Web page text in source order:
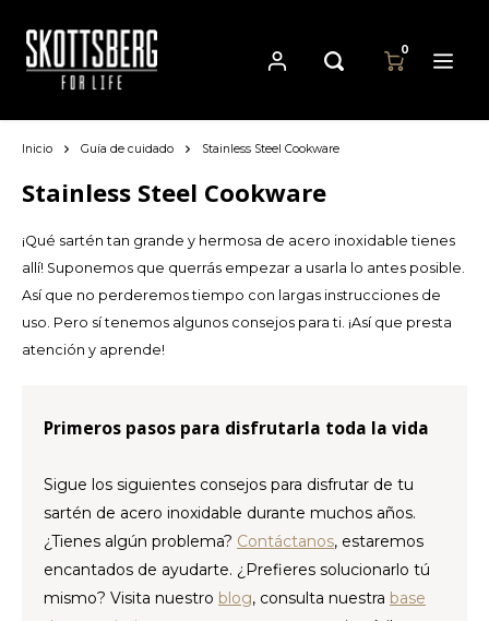
Hoofdmenu / sartenes
Sartenes
Cast Iron Cookware
Carbon Steel Cookware
Stainless Steel Cookware
Hoofdmenu
Idioma
Nederlands
Deutsch
English
Español
Polski
Hoofdmenu
Moneda
EUR
0
Inicio Guía de cuidado Stainless Steel Cookware
Stainless Steel Cookware
¡Qué sartén tan grande y hermosa de acero inoxidable tienes
allí! Suponemos que querrás empezar a usarla lo antes posible.
Así que no perderemos tiempo con largas instrucciones de
uso. Pero sí tenemos algunos consejos para ti. ¡Así que presta
atención y aprende!
Primeros pasos para disfrutarla toda la vida
Sigue los siguientes consejos para disfrutar de tu
sartén de acero inoxidable durante muchos años.
¿Tienes algún problema? Contáctanos, estaremos
encantados de ayudarte. ¿Prefieres solucionarlo tú
mismo? Visita nuestro blog, consulta nuestra base